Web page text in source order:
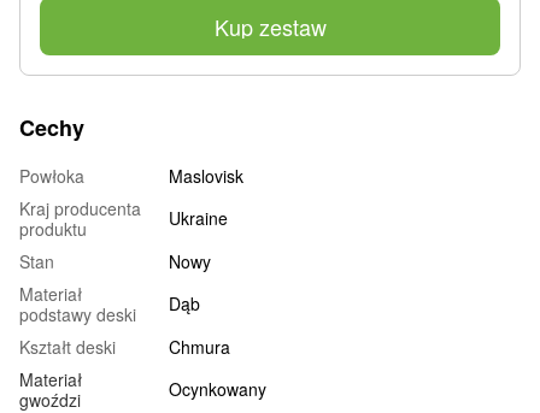
Kup zestaw
Cechy
Powłoka
Maslovisk
Kraj producenta
produktu
Ukraine
Stan
Nowy
Materiał
podstawy deski
Dąb
Kształt deski
Chmura
Materiał
gwoździ
Ocynkowany